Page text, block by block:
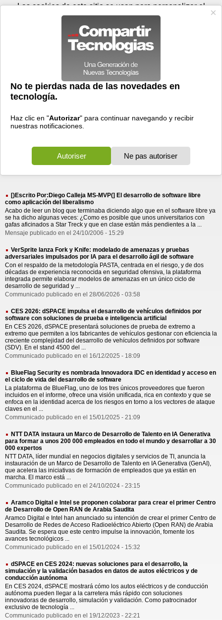
Prensa Videos
> desarrollo
desarrollo
11610 resultados Ordenar por fecha-Ordenar por pertinencia
[)Escrito Por:Diego Calleja MS-MVP(] El desarrollo de software libre
como aplicación del liberalismo
Acabo de leer un blog que terminaba diciendo algo que en el software libre ya
se ha dicho algunas veces: ¿Como es posible que unos universitarios con
gafas aficinados a Star Treck y que en clase están más pendientes a la ...
Mensaje publicado en el 24/10/2006 - 15:29
VerSprite lanza Fork y Knife: modelado de amenazas y pruebas
adversariales impulsados por IA para el desarrollo ágil de software
Con el respaldo de la metodología PASTA, centrada en el riesgo, y de dos
décadas de experiencia reconocida en seguridad ofensiva, la plataforma
integrada permite elaborar modelos de amenazas en un único ciclo de
desarrollo de seguridad y ...
Communicado publicado en el 28/06/2026 - 03:58
CES 2026: dSPACE impulsa el desarrollo de vehículos definidos por
software con soluciones de prueba e inteligencia artificial
En CES 2026, dSPACE presentará soluciones de prueba de extremo a
extremo que permiten a los fabricantes de vehículos gestionar con eficiencia la
creciente complejidad del desarrollo de vehículos definidos por software
(SDV). En el stand 4500 del ...
Communicado publicado en el 16/12/2025 - 18:09
BlueFlag Security es nombrada Innovadora IDC en identidad y acceso en
el ciclo de vida del desarrollo de software
La plataforma de BlueFlag, uno de los tres únicos proveedores que fueron
incluidos en el informe, ofrece una visión unificada, rica en contexto y que se
enfoca en la identidad acerca de los riesgos en torno a los vectores de ataque
claves en el ...
Communicado publicado en el 15/01/2025 - 21:09
NTT DATA instaura un Marco de Desarrollo de Talento en IA Generativa
para formar a unos 200 000 empleados en todo el mundo y desarrollar a 30
000 expertos
NTT DATA, líder mundial en negocios digitales y servicios de TI, anuncia la
instauración de un Marco de Desarrollo de Talento en IA Generativa (GenAI),
que acelera las iniciativas de formación de empleados que ya están en
marcha. El marco está ...
Communicado publicado en el 24/10/2024 - 23:15
Aramco Digital e Intel se proponen colaborar para crear el primer Centro
de Desarrollo de Open RAN de Arabia Saudita
Aramco Digital e Intel han anunciado su intención de crear el primer Centro de
Desarrollo de Redes de Acceso Radioeléctrico Abierto (Open RAN) de Arabia
Saudita. Se espera que este centro impulse la innovación, fomente los
avances tecnológicos ...
Communicado publicado en el 15/01/2024 - 15:32
dSPACE en CES 2024: nuevas soluciones para el desarrollo, la
simulación y la validación basados en datos de autos eléctricos y de
conducción autónoma
En CES 2024, dSPACE mostrará cómo los autos eléctricos y de conducción
autónoma pueden llegar a la carretera más rápido con soluciones
innovadoras de desarrollo, simulación y validación. Como patrocinador
exclusivo de tecnología ...
Communicado publicado en el 19/12/2023 - 22:21
Viernes 07 de agosto - 15:48 Registrar Conectar
Las cookies de este sitio se usan para personalizar el
contenido y los anuncios, para ofrecer funciones de medios
sociales y para analizar el tráfico. Además, compartimos
información sobre el uso que haga del sitio web con nuestros
partners de medios sociales, de publicidad y de análisis
web.
OK